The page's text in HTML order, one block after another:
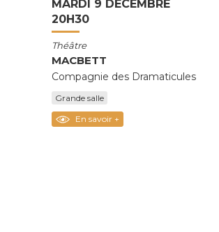
MARDI 9 DÉCEMBRE
20H30
Théâtre
MACBETT
Compagnie des Dramaticules
Grande salle
En savoir +